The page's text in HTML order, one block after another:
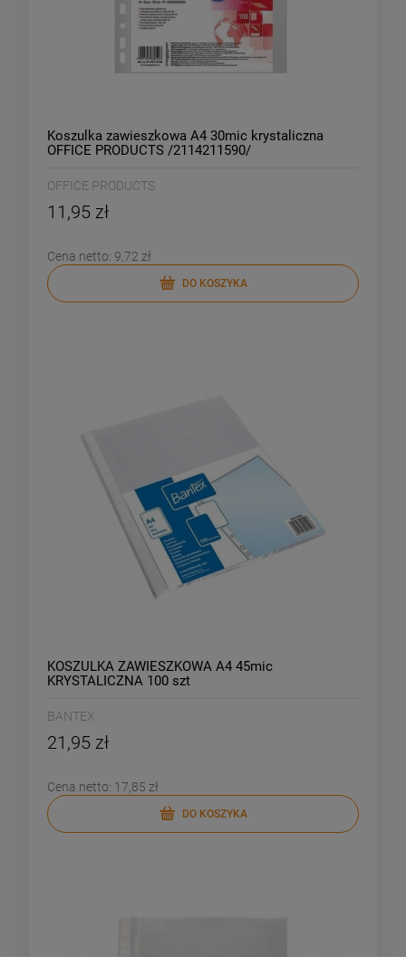
Koszulka zawieszkowa A4 30mic krystaliczna
OFFICE PRODUCTS /2114211590/
OFFICE PRODUCTS
11,95 zł
Cena netto: 9,72 zł
DO KOSZYKA
KOSZULKA ZAWIESZKOWA A4 45mic
KRYSTALICZNA 100 szt
BANTEX
21,95 zł
Cena netto: 17,85 zł
DO KOSZYKA